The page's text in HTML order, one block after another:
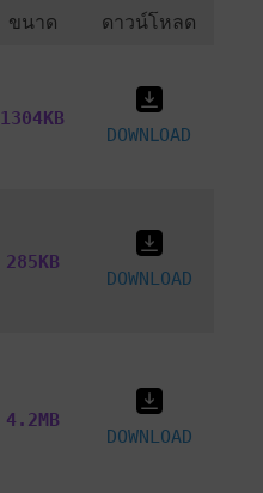
ขนาด ดาวน์โหลด
1304KB
DOWNL OAD
285KB
DOWNLOAD
4.2MB
DOWNLOAD